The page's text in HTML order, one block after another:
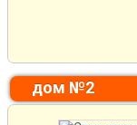
дом №2